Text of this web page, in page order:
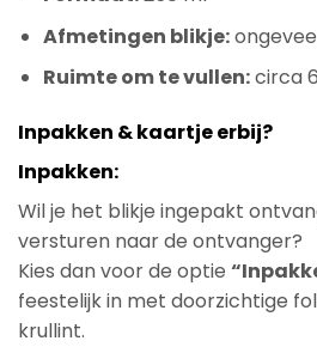
Afmetingen blikje:
Ruimte om te vullen:circa
Inpakken & kaartje erbij?
Inpakken:
Wil je het blikje ingepakt
versturen naar de ontvanger?
Kies dan voor de optie
feestelijk in met doorzichtige
krullint.